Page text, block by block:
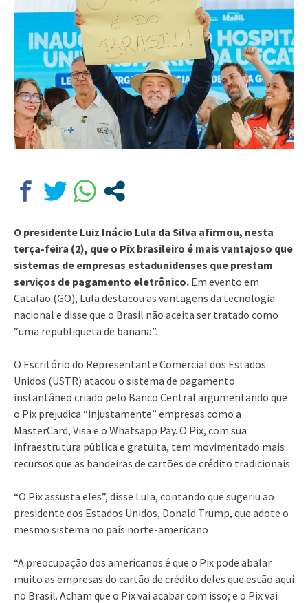
O presidente Luiz Inácio Lula da Silva afirmou, nesta
terça-feira (2), que o Pix brasileiro é mais vantajoso que
sistemas de empresas estadunidenses que prestam
serviços de pagamento eletrônico. Em evento em
Catalão (GO), Lula destacou as vantagens da tecnologia
nacional e disse que o Brasil não aceita ser tratado como
“uma republiqueta de banana”.
O Escritório do Representante Comercial dos Estados
Unidos (USTR) atacou o sistema de pagamento
instantâneo criado pelo Banco Central argumentando que
o Pix prejudica “injustamente” empresas como a
MasterCard, Visa e o Whatsapp Pay. O Pix, com sua
infraestrutura pública e gratuita, tem movimentado mais
recursos que as bandeiras de cartões de crédito tradicionais.
“O Pix assusta eles”, disse Lula, contando que sugeriu ao
presidente dos Estados Unidos, Donald Trump, que adote o
mesmo sistema no país norte-americano
“A preocupação dos americanos é que o Pix pode abalar
muito as empresas do cartão de crédito deles que estão aqui
no Brasil. Acham que o Pix vai acabar com isso; e o Pix vai